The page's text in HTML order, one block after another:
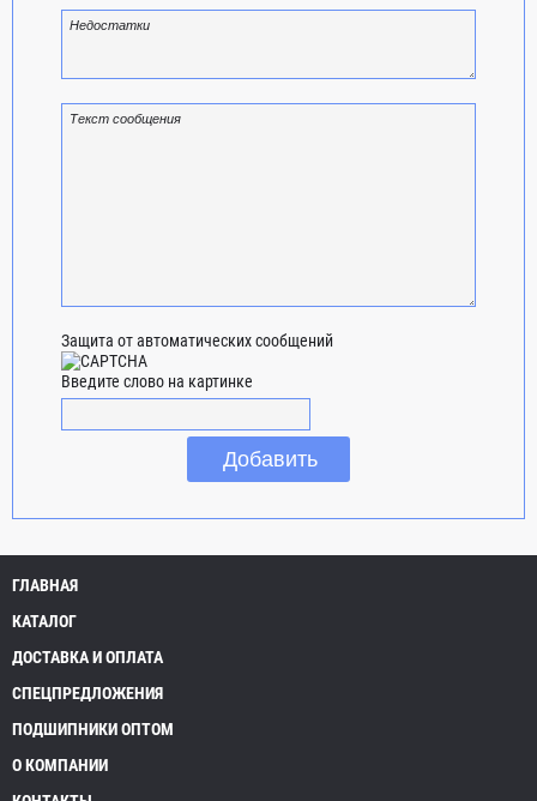
Защита от автоматических сообщений
Введите слово на картинке
ГЛАВНАЯ
КАТАЛОГ
ДОСТАВКА И ОПЛАТА
СПЕЦПРЕДЛОЖЕНИЯ
ПОДШИПНИКИ ОПТОМ
О КОМПАНИИ